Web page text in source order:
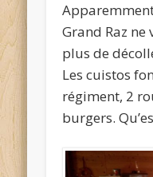
Grand Raz ne
plus de
Les cuistos
régiment, 2
burgers.